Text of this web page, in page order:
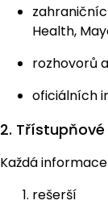
Health,
rozhovorů
oficiálních
2.
Každá
rešerší